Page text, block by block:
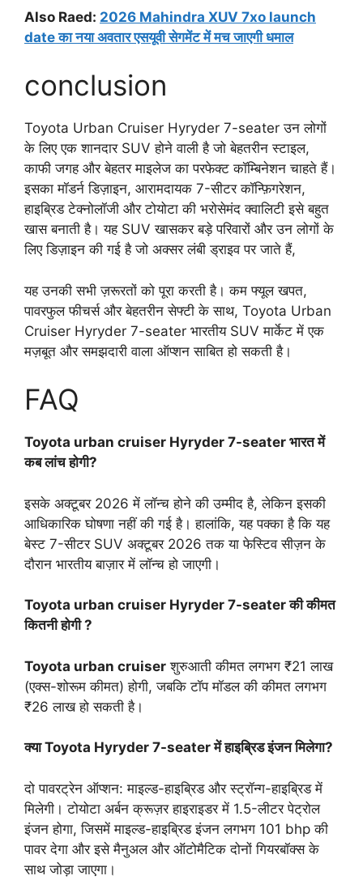
Also Raed: 2026 Mahindra XUV 7xo launch
date का नया अवतार एसयूवी सेगमेंट में मच जाएगी धमाल
conclusion
Toyota Urban Cruiser Hyryder 7-seater उन लोगों
के लिए एक शानदार SUV होने वाली है जो बेहतरीन स्टाइल,
काफी जगह और बेहतर माइलेज का परफेक्ट कॉम्बिनेशन चाहते हैं।
इसका मॉडर्न डिज़ाइन, आरामदायक 7-सीटर कॉन्फ़िगरेशन,
हाइब्रिड टेक्नोलॉजी और टोयोटा की भरोसेमंद क्वालिटी इसे बहुत
खास बनाती है। यह SUV खासकर बड़े परिवारों और उन लोगों के
लिए डिज़ाइन की गई है जो अक्सर लंबी ड्राइव पर जाते हैं,
यह उनकी सभी ज़रूरतों को पूरा करती है। कम फ्यूल खपत,
पावरफुल फीचर्स और बेहतरीन सेफ्टी के साथ, Toyota Urban
Cruiser Hyryder 7-seater भारतीय SUV मार्केट में एक
मज़बूत और समझदारी वाला ऑप्शन साबित हो सकती है।
FAQ
Toyota urban cruiser Hyryder 7-seater भारत में
कब लांच होगी?
इसके अक्टूबर 2026 में लॉन्च होने की उम्मीद है, लेकिन इसकी
आधिकारिक घोषणा नहीं की गई है। हालांकि, यह पक्का है कि यह
बेस्ट 7-सीटर SUV अक्टूबर 2026 तक या फेस्टिव सीज़न के
दौरान भारतीय बाज़ार में लॉन्च हो जाएगी।
Toyota urban cruiser Hyryder 7-seater की कीमत
कितनी होगी ?
Toyota urban cruiser शुरुआती कीमत लगभग ₹21 लाख
(एक्स-शोरूम कीमत) होगी, जबकि टॉप मॉडल की कीमत लगभग
₹26 लाख हो सकती है।
क्या Toyota Hyryder 7-seater में हाइब्रिड इंजन मिलेगा?
दो पावरट्रेन ऑप्शन: माइल्ड-हाइब्रिड और स्ट्रॉन्ग-हाइब्रिड में
मिलेगी। टोयोटा अर्बन क्रूज़र हाइराइडर में 1.5-लीटर पेट्रोल
इंजन होगा, जिसमें माइल्ड-हाइब्रिड इंजन लगभग 101 bhp की
पावर देगा और इसे मैनुअल और ऑटोमैटिक दोनों गियरबॉक्स के
साथ जोड़ा जाएगा।